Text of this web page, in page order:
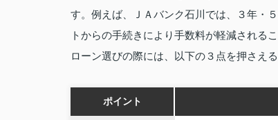
す。例えば、ＪＡバンク石川では、３年・
トからの手続きにより手数料が軽減されるこ
ローン選びの際には、以下の３点を押さえ
ポイント